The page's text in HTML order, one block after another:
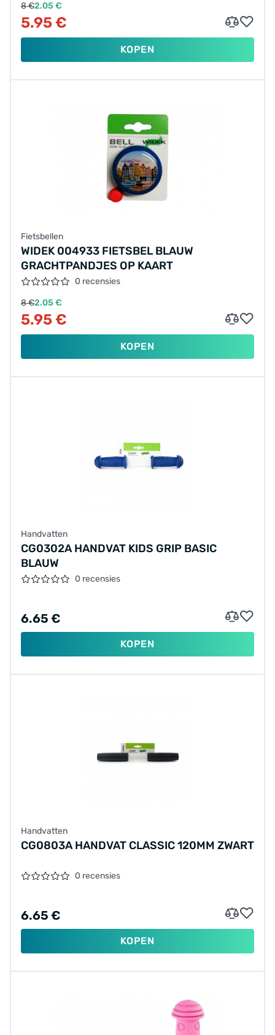
8 €2.05 €
5.95 €
KOPEN
Fietsbellen
WIDEK 004933 FIETSBEL BLAUW
GRACHTPANDJES OP KAART
0 recensies
8 €2.05 €
5.95 €
KOPEN
Handvatten
CG0302A HANDVAT KIDS GRIP BASIC
BLAUW
0 recensies
6.65 €
KOPEN
Handvatten
CG0803A HANDVAT CLASSIC 120MM ZWART
0 recensies
6.65 €
KOPEN